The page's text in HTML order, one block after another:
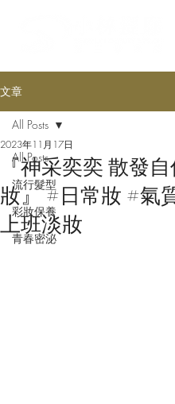
文章
All Posts
流行髮型
彩妝保養
青春密泌
All Posts
『神采奕奕 散發
妝』 #日常妝 #氣
上班淡妝
2023年11月17日